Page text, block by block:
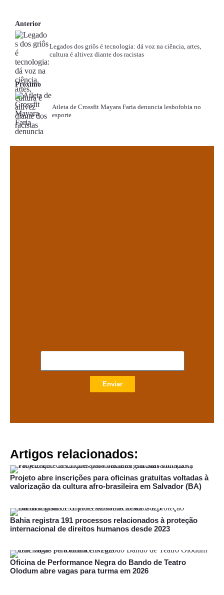
Anterior
Legados dos griôs é tecnologia: dá voz na ciência, artes,
cultura é altivez diante dos racistas
Próximo
Atleta de Crossfit Mayara Faria denuncia lesbofobia no
esporte
Enviar
Artigos relacionados:
Projeto abre inscrições para oficinas gratuitas voltadas à
valorização da cultura afro-brasileira em Salvador (BA)
Bahia registra 191 processos relacionados à proteção
internacional de direitos humanos desde 2023
Oficina de Performance Negra do Bando de Teatro
Olodum abre vagas para turma em 2026